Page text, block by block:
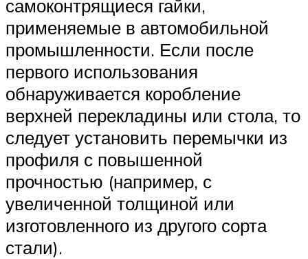
самоконтрящиеся гайки,
применяемые в автомобильной
промышленности. Если после
первого использования
обнаруживается коробление
верхней перекладины или стола, то
следует установить перемычки из
профиля с повышенной
прочностью (например, с
увеличенной толщиной или
изготовленного из другого сорта
стали).